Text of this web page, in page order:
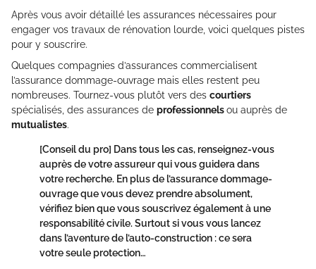
Après vous avoir détaillé les assurances nécessaires pour
engager vos travaux de rénovation lourde, voici quelques pistes
pour y souscrire.
Quelques compagnies d’assurances commercialisent
l’assurance dommage-ouvrage mais elles restent peu
nombreuses. Tournez-vous plutôt vers des courtiers
spécialisés, des assurances de professionnelsou auprès de
mutualistes.
[Conseil du pro] Dans tous les cas, renseignez-vous
auprès de votre assureur qui vous guidera dans
votre recherche. En plus de l’assurance dommage-
ouvrage que vous devez prendre absolument,
vérifiez bien que vous souscrivez également à une
responsabilité civile. Surtout si vous vous lancez
dans l’aventure de l’auto-construction : ce sera
votre seule protection…